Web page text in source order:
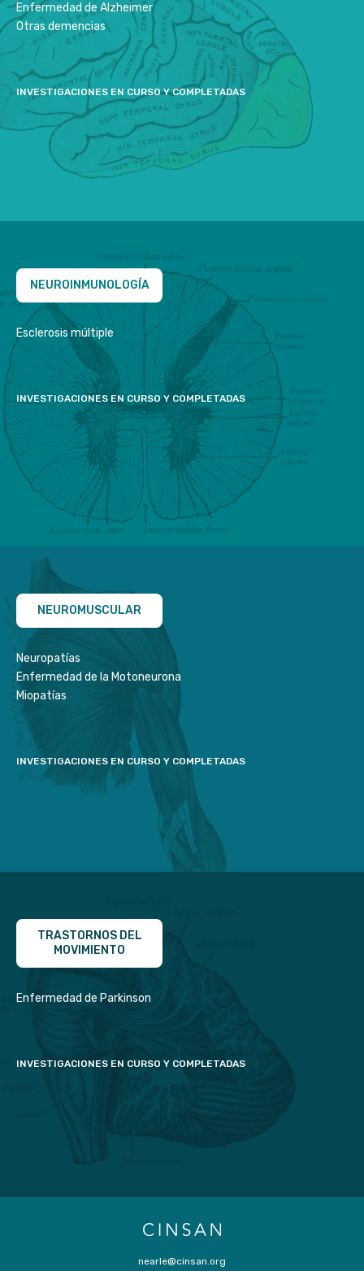
Enfermedad de Alzheimer
Otras demencias
INVESTIGACIONES EN CURSO Y COMPLETADAS
NEUROINMUNOLOGÍA
Esclerosis múltiple
INVESTIGACIONES EN CURSO Y COMPLETADAS
NEUROMUSCULAR
Neuropatías
Enfermedad de la Motoneurona
Miopatías
INVESTIGACIONES EN CURSO Y COMPLETADAS
TRASTORNOS DEL
MOVIMIENTO
Enfermedad de Parkinson
INVESTIGACIONES EN CURSO Y COMPLETADAS
nearle@cinsan.org